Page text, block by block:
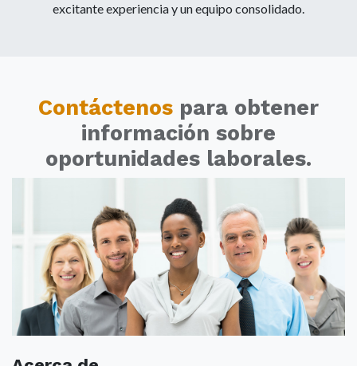
excitante experiencia y un equipo consolidado.
Contáctenos para obtener
información sobre
oportunidades laborales.